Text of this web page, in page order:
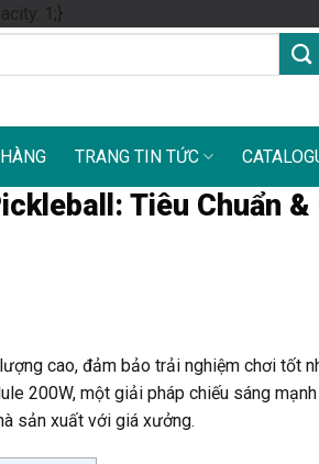
1;}Skip
to
TRANG TIN TỨC
Tiêu Chuẩn &
cao, đảm bảo trải nghiệm chơi tốt
200W, một giải pháp chiếu sáng
sản xuất với giá xưởng.